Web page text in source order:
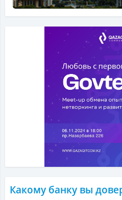
Какому банку вы